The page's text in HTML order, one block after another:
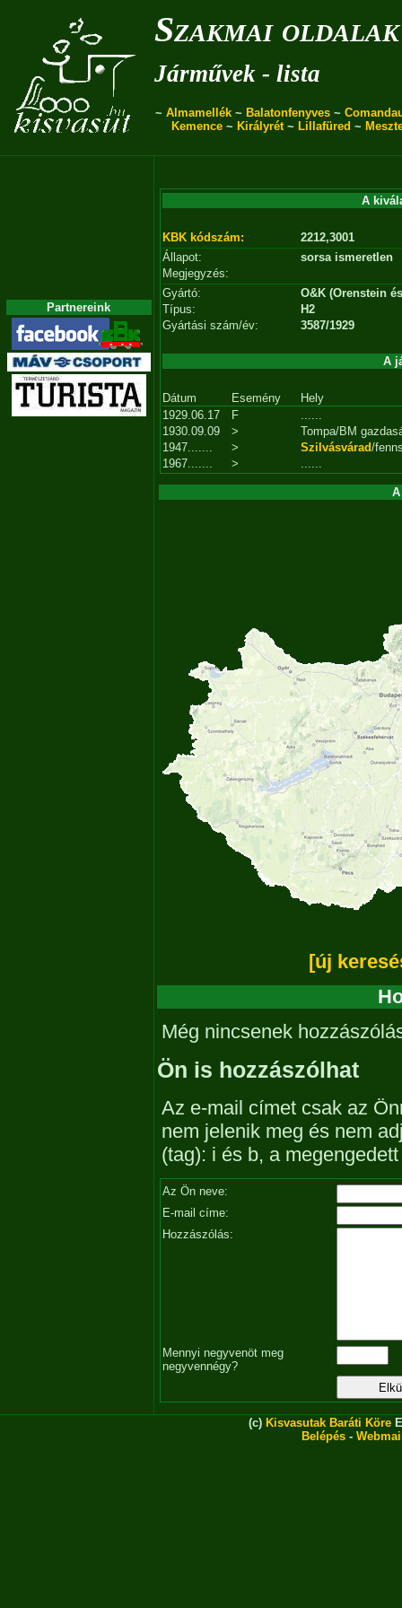
Szakmai oldalak
Járművek - lista
~ Almamellék ~ Balatonfenyves ~
Kemence ~ Királyrét~ Lillafüred ~
Partnereink
A
KBK kódszám:
2212,3001
Állapot:
sorsa ismeretlen
Megjegyzés:
Gyártó:
O&K (Orenstein
Típus:
H2
Gyártási szám/év:
3587/1929
A
Dátum Esemény
Hely
1929.06.17
F
......
1930.09.09
>
Tompa/BM
1947.......
> Szilvásvárad/
1967.......
> ......
[új
Még nincsenek
Ön is hozzászólhat
Az e-mail címet csak az
nem jelenik meg és nem
(tag): i és b, a
Az Ön neve:
E-mail címe:
Hozzászólás:
Mennyi negyvenöt meg
negyvennégy?
(c) Kisvasutak Baráti Köre
Belépés -